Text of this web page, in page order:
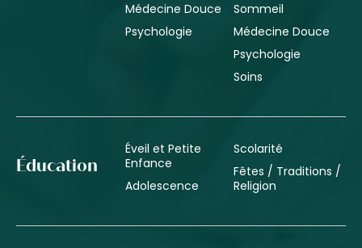
Médecine Douce
Psychologie
Sommeil
Médecine Douce
Psychologie
Soins
Éducation
Éveil et Petite
Enfance
Adolescence
Scolarité
Fêtes / Traditions /
Religion